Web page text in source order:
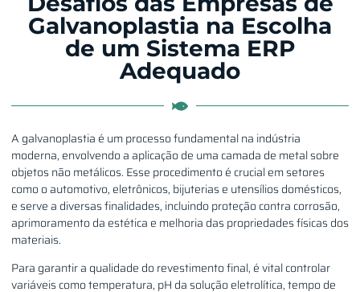
Galvanoplastia na Escolha
de um Sistema ERP
Adequado
A galvanoplastia é um processo fundamental na indústria
moderna, envolvendo a aplicação de uma camada de metal sobre
objetos não metálicos. Esse procedimento é crucial em setores
como o automotivo, eletrônicos, bijuterias e utensílios domésticos,
e serve a diversas finalidades, incluindo proteção contra corrosão,
aprimoramento da estética e melhoria das propriedades físicas dos
materiais.
Para garantir a qualidade do revestimento final, é vital controlar
variáveis como temperatura, pH da solução eletrolítica, tempo de